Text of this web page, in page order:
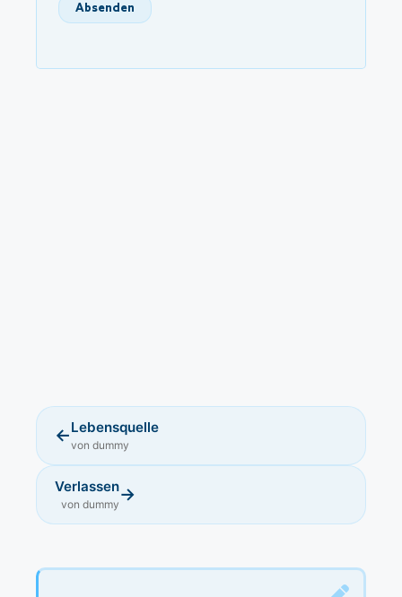
←Lebensquelle
von dummy
Verlassen
von dummy →